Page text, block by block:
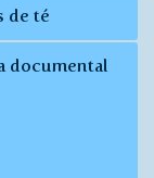
de té
documental